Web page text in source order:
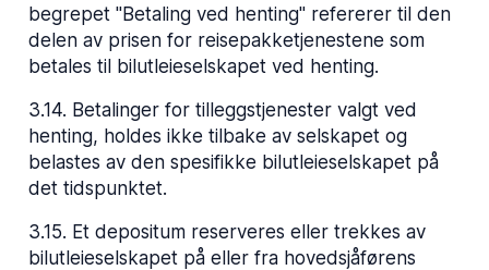
begrepet "Betaling ved henting" refererer til den
delen av prisen for reisepakketjenestene som
betales til bilutleieselskapet ved henting.
3.14. Betalinger for tilleggstjenester valgt ved
henting, holdes ikke tilbake av selskapet og
belastes av den spesifikke bilutleieselskapet på
det tidspunktet.
3.15. Et depositum reserveres eller trekkes av
bilutleieselskapet på eller fra hovedsjåførens